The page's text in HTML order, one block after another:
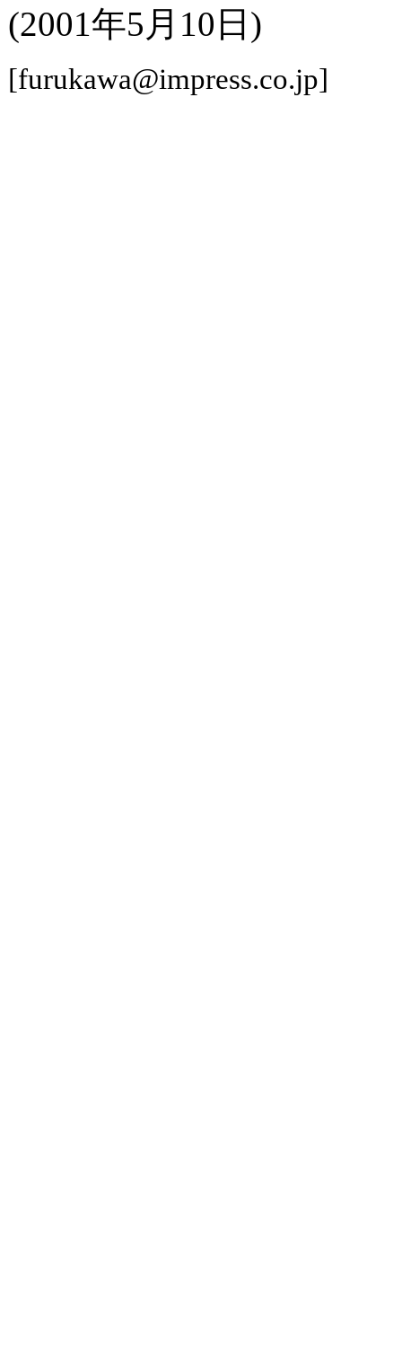
(2001年5月10日)
[furukawa@impress.co.jp]